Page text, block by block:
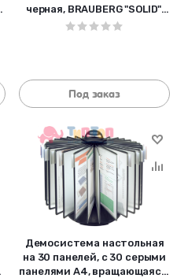
черная, BRAUBERG "SOLID",
236721
Под заказ
Демосистема настольная
на 30 панелей, с 30 серыми
панелями А4, вращающаяся,